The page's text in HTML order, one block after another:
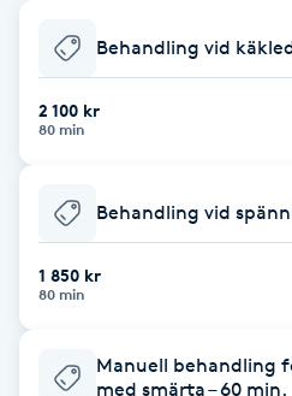
Babylights
Balayage
Barber
BIAB
Behandling vid
2 100 kr
80 min
Behandling vid
1 850 kr
80 min
Manuell behandling
med smärta – 60 min.